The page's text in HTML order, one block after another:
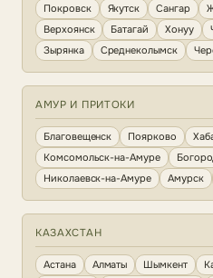
Покровск
Якутск Сангар
Верхоянск
Батагай Хонуу
Зырянка
Среднеколымск
АМУР И ПРИТОКИ
Благовещенск Поярково
Комсомольск-на-Амуре
Николаевск-на-Амуре
Амурск
КАЗАХСТАН
Астана Алматы Шымкент